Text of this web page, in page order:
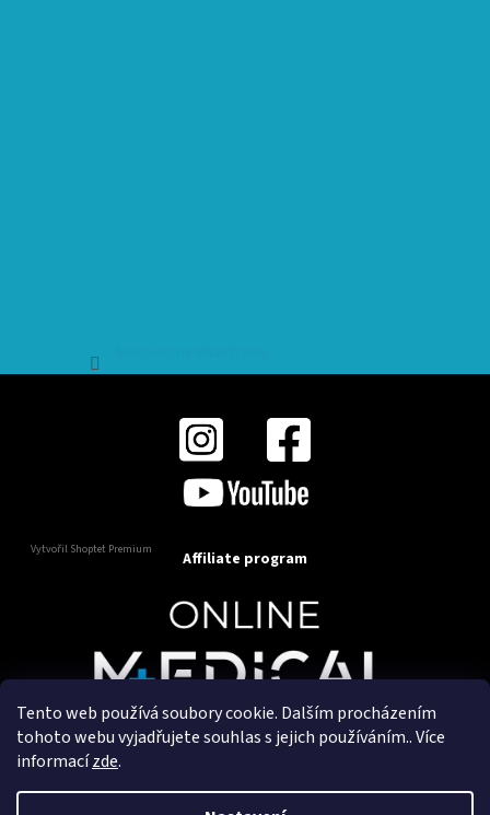
Tento web používá soubory cookie. Dalším procházením
tohoto webu vyjadřujete souhlas s jejich používáním.. Více
informacízde.
Vytvořil Shoptet Premium Affiliate program
Copyright 2025OnlineMedical.cz. Všechna práva
Vytvořil a marketingově zajišťuje